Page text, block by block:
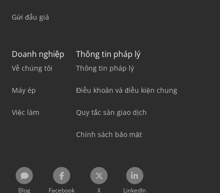
Gửi đấu giá
Doanh nghiệp
Về chúng tôi
Máy ép
Việc làm
Thông tin pháp lý
Thông tin pháp lý
Điều khoản và điều kiện chung
Quy tắc sàn giao dịch
Chính sách bảo mật
Blog Facebook X LinkedIn